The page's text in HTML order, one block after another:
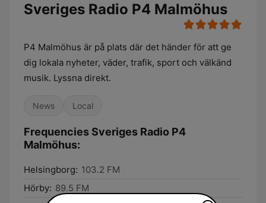
Sveriges Radio P4 Malmöhus
P4 Malmöhus är på plats där det händer för att ge
dig lokala nyheter, väder, trafik, sport och välkänd
musik. Lyssna direkt.
News Local
Frequencies Sveriges Radio P4
Malmöhus:
Helsingborg: 103.2 FM
Hörby: 89.5 FM